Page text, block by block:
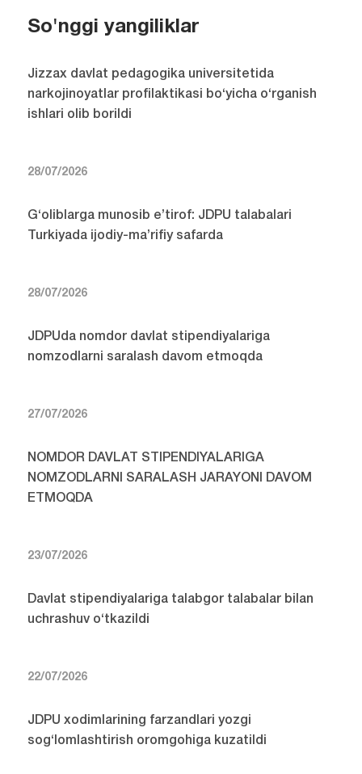
So'nggi yangiliklar
Jizzax davlat pedagogika universitetida
narkojinoyatlar profilaktikasi bo‘yicha o‘rganish
ishlari olib borildi
28/07/2026
G‘oliblarga munosib e’tirof: JDPU talabalari
Turkiyada ijodiy-ma’rifiy safarda
28/07/2026
JDPUda nomdor davlat stipendiyalariga
nomzodlarni saralash davom etmoqda
27/07/2026
NOMDOR DAVLAT STIPENDIYALARIGA
NOMZODLARNI SARALASH JARAYONI DAVOM
ETMOQDA
23/07/2026
Davlat stipendiyalariga talabgor talabalar bilan
uchrashuv o‘tkazildi
22/07/2026
JDPU xodimlarining farzandlari yozgi
sog‘lomlashtirish oromgohiga kuzatildi